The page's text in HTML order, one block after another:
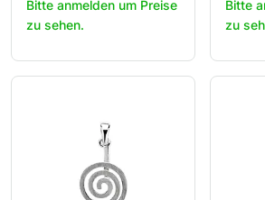
Bitte anmelden um Preise
zu sehen.
Bitte
zu